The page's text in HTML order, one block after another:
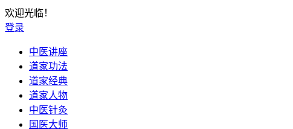
欢迎光临！
登录
中医讲座
道家功法
道家经典
道家人物
中医针灸
国医大师